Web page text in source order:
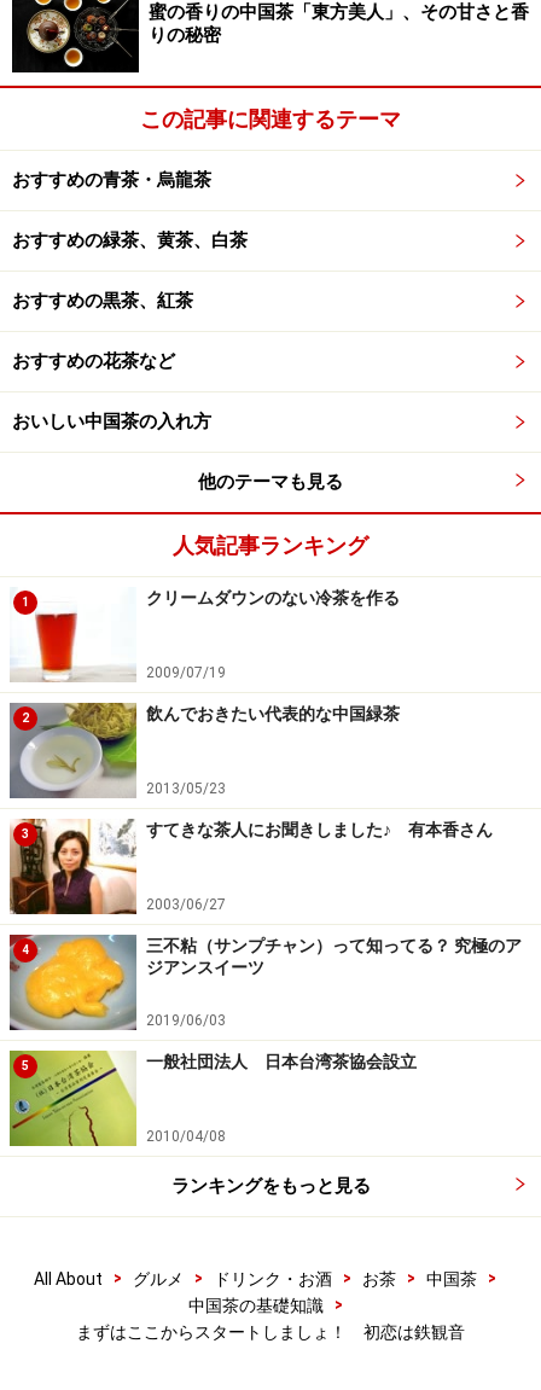
蜜の香りの中国茶「東方美人」、その甘さと香
りの秘密
この記事に関連するテーマ
おすすめの青茶・烏龍茶
おすすめの緑茶、黄茶、白茶
おすすめの黒茶、紅茶
おすすめの花茶など
おいしい中国茶の入れ方
他のテーマも見る
人気記事ランキング
1 クリームダウンのない冷茶を作る
2009/07/19
2 飲んでおきたい代表的な中国緑茶
2013/05/23
3 すてきな茶人にお聞きしました♪ 有本香さん
2003/06/27
4
三不粘（サンプチャン）って知ってる？ 究極のア
ジアンスイーツ
2019/06/03
5 一般社団法人 日本台湾茶協会設立
2010/04/08
ランキングをもっと見る
All About > グルメ > ドリンク・お酒 > お茶 > 中国茶
>
中国茶の基礎知識
>
まずはここからスタートしましょ！ 初恋は鉄観音